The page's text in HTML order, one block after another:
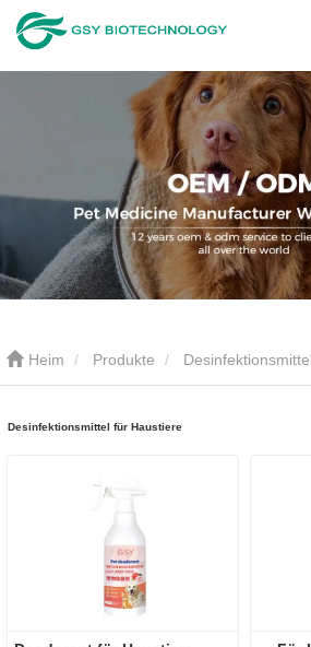
Heim Produkte
Desinfektionsmittel für Haustiere